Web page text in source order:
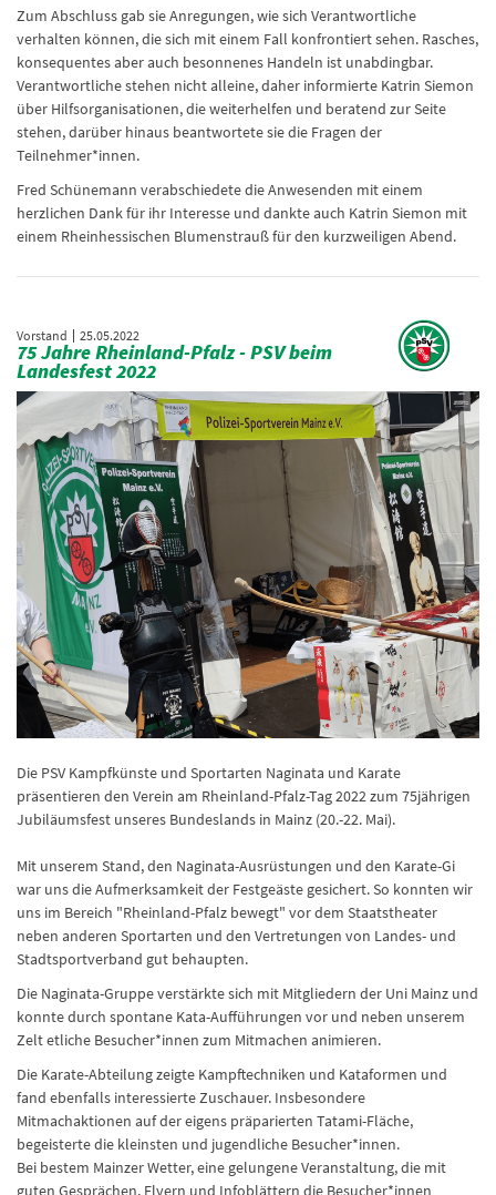
Zum Abschluss gab sie Anregungen, wie sich Verantwortliche
verhalten können, die sich mit einem Fall konfrontiert sehen. Rasches,
konsequentes aber auch besonnenes Handeln ist unabdingbar.
Verantwortliche stehen nicht alleine, daher informierte Katrin Siemon
über Hilfsorganisationen, die weiterhelfen und beratend zur Seite
stehen, darüber hinaus beantwortete sie die Fragen der
Teilnehmer*innen.
Fred Schünemann verabschiedete die Anwesenden mit einem
herzlichen Dank für ihr Interesse und dankte auch Katrin Siemon mit
einem Rheinhessischen Blumenstrauß für den kurzweiligen Abend.
Vorstand 25.05.2022
75 Jahre Rheinland-Pfalz - PSV beim
Landesfest 2022
Die PSV Kampfkünste und Sportarten Naginata und Karate
präsentieren den Verein am Rheinland-Pfalz-Tag 2022 zum 75jährigen
Jubiläumsfest unseres Bundeslands in Mainz (20.-22. Mai).
Mit unserem Stand, den Naginata-Ausrüstungen und den Karate-Gi
war uns die Aufmerksamkeit der Festgeäste gesichert. So konnten wir
uns im Bereich "Rheinland-Pfalz bewegt" vor dem Staatstheater
neben anderen Sportarten und den Vertretungen von Landes- und
Stadtsportverband gut behaupten.
Die Naginata-Gruppe verstärkte sich mit Mitgliedern der Uni Mainz und
konnte durch spontane Kata-Aufführungen vor und neben unserem
Zelt etliche Besucher*innen zum Mitmachen animieren.
Die Karate-Abteilung zeigte Kampftechniken und Kataformen und
fand ebenfalls interessierte Zuschauer. Insbesondere
Mitmachaktionen auf der eigens präparierten Tatami-Fläche,
begeisterte die kleinsten und jugendliche Besucher*innen.
Bei bestem Mainzer Wetter, eine gelungene Veranstaltung, die mit
guten Gesprächen, Flyern und Infoblättern die Besucher*innen